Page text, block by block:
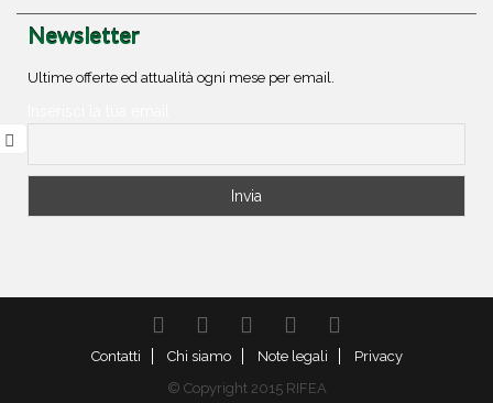
Newsletter
Ultime offerte ed attualità ogni mese per email.
TwitterFacebook
Google+
RSSYouTube
Contatti Chi siamo Note legali
Privacy
© Copyright 2015 RIFEA